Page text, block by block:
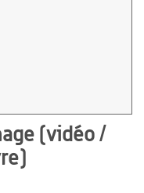
(vidéo /